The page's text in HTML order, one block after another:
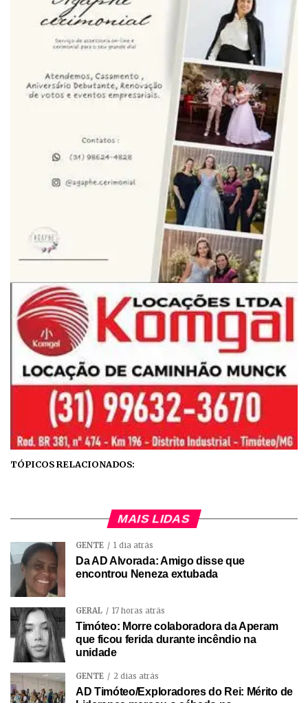
TÓPICOS RELACIONADOS:
MAIS LIDAS
GENTE 1 dia atrás
Da AD Alvorada: Amigo disse que
encontrou Neneza extubada
GERAL 17 horas atrás
Timóteo: Morre colaboradora da Aperam
que ficou ferida durante incêndio na
unidade
GENTE 2 dias atrás
AD Timóteo/Exploradores do Rei: Mérito de